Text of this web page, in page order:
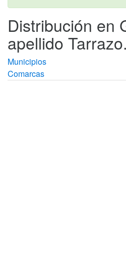
Distribución en
apellido Tarrazo.
Municipios
Comarcas